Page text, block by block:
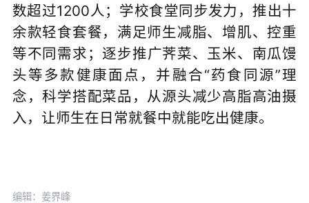
数超过1200人；学校食堂同步发力，推出十
余款轻食套餐，满足师生减脂、增肌、控重
等不同需求；逐步推广荠菜、玉米、南瓜馒
头等多款健康面点，并融合“药食同源”理
念，科学搭配菜品，从源头减少高脂高油摄
入，让师生在日常就餐中就能吃出健康。
编辑：姜界峰